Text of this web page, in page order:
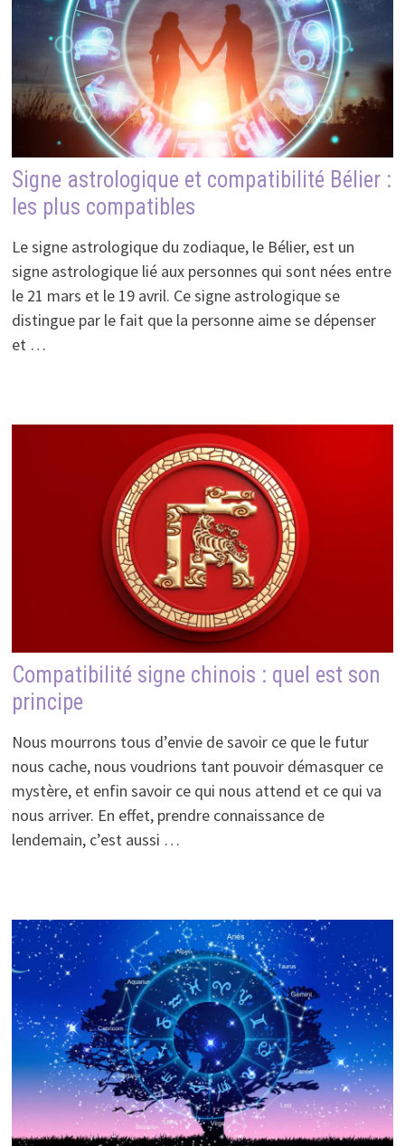
Signe astrologique et compatibilité Bélier :
les plus compatibles
Le signe astrologique du zodiaque, le Bélier, est un
signe astrologique lié aux personnes qui sont nées entre
le 21 mars et le 19 avril. Ce signe astrologique se
distingue par le fait que la personne aime se dépenser
et …
Compatibilité signe chinois : quel est son
principe
Nous mourrons tous d’envie de savoir ce que le futur
nous cache, nous voudrions tant pouvoir démasquer ce
mystère, et enfin savoir ce qui nous attend et ce qui va
nous arriver. En effet, prendre connaissance de
lendemain, c’est aussi …